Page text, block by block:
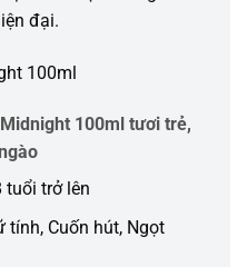
đại.
100ml tươi trẻ,
tuổi trở lên
tính, Cuốn hút, Ngọt